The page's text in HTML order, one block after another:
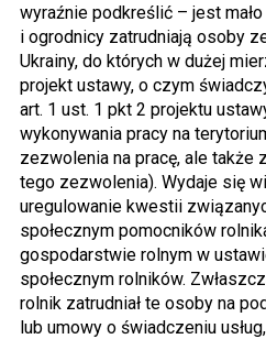
wyraźnie podkreślić – jest
i ogrodnicy zatrudniają osoby
Ukrainy, do których w dużej
projekt ustawy, o czym
art. 1 ust. 1 pkt 2 projektu
wykonywania pracy na
zezwolenia na pracę, ale także
tego zezwolenia). Wydaje się
uregulowanie kwestii
społecznym pomocników
gospodarstwie rolnym w
społecznym rolników.
rolnik zatrudniał te osoby na
lub umowy o świadczeniu